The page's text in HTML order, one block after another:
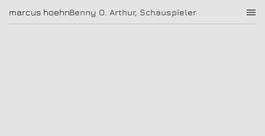
Benny O. Arthur, Schauspieler
marcus hoehn marcus hoehn
|